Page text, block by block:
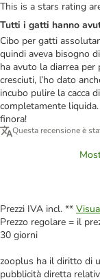
This is a stars rating
Tutti i gatti hanno
Cibo per gatti
quindi aveva bisogno
ha avuto la diarrea
cresciuti, l’ho dato
incubo pulire la cacca
completamente
finora!
Questa recensione è
Prezzi IVA incl. **
Prezzo regolare = il
30 giorni
zooplus ha il diritto di
pubblicità diretta